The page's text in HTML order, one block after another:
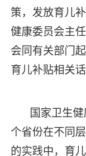
策，发放育儿
健康委员会主
会同有关部门
育儿补贴相关
国家卫生
个省份在不同
的实践中，育